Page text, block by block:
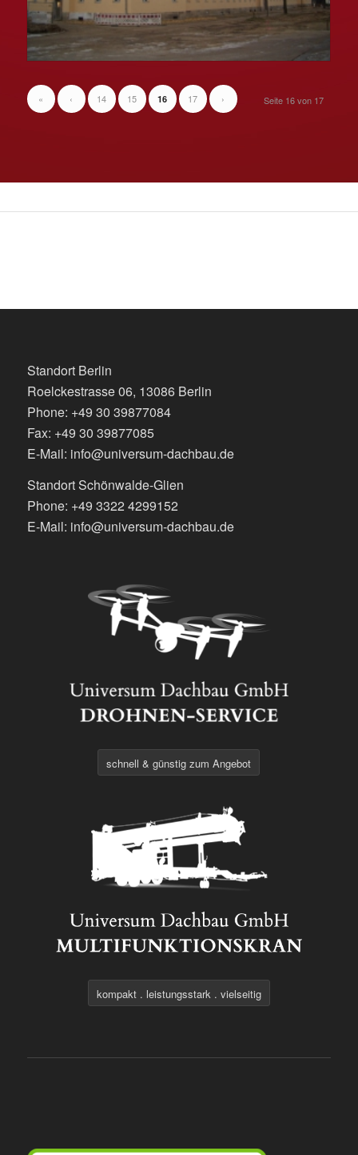
Seite 16 von 17
« ‹ 14 15 16 17 ›
Standort Berlin
Roelckestrasse 06, 13086 Berlin
Phone: +49 30 39877084
Fax: +49 30 39877085
E-Mail: info@universum-dachbau.de
Standort Schönwalde-Glien
Phone: +49 3322 4299152
E-Mail: info@universum-dachbau.de
schnell & günstig zum Angebot
kompakt . leistungsstark . vielseitig